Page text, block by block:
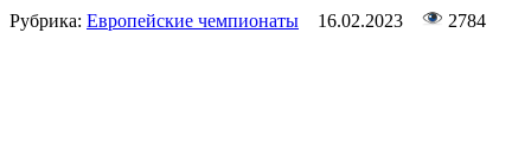
Рубрика: Европейские чемпионаты 16.02.2023 2784